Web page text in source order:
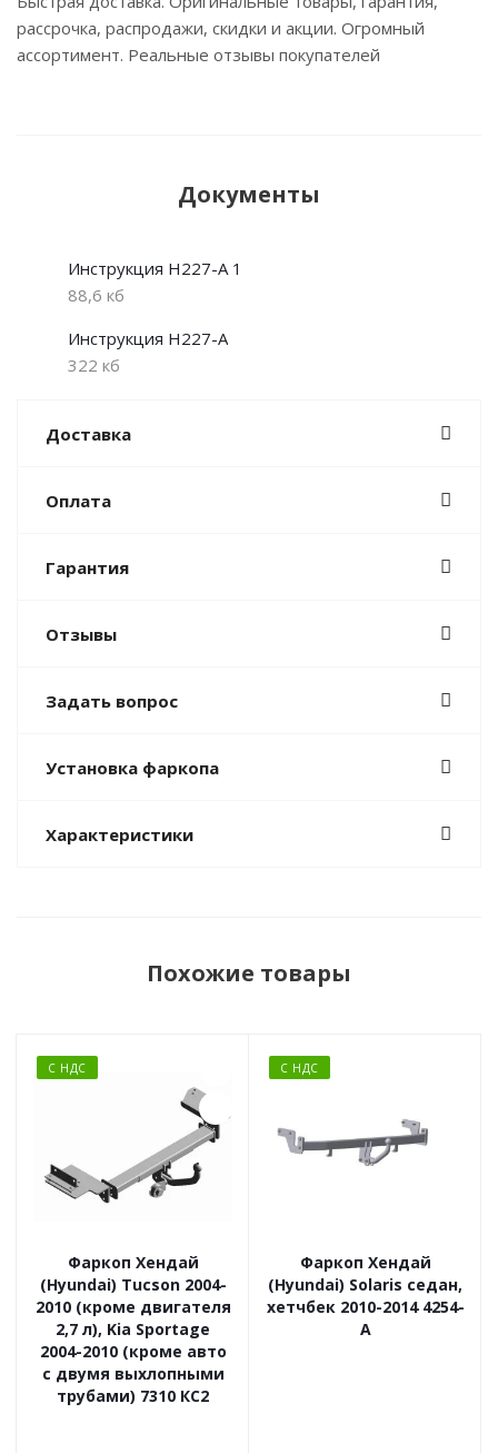
рассрочка, распродажи, скидки и акции. Огромный
ассортимент. Реальные отзывы покупателей
Документы
Инструкция H227-A 1
88,6 кб
Инструкция H227-A
322 кб
Доставка
Оплата
Гарантия
Отзывы
Задать вопрос
Установка фаркопа
Характеристики
Похожие товары
С НДС
Фаркоп Хендай
(Hyundai) Tucson 2004-
2010 (кроме двигателя
2,7 л), Kia Sportage
2004-2010 (кроме авто
с двумя выхлопными
трубами) 7310 КС2
С НДС
Фаркоп Хендай
(Hyundai) Solaris седан,
хетчбек 2010-2014 4254-
A